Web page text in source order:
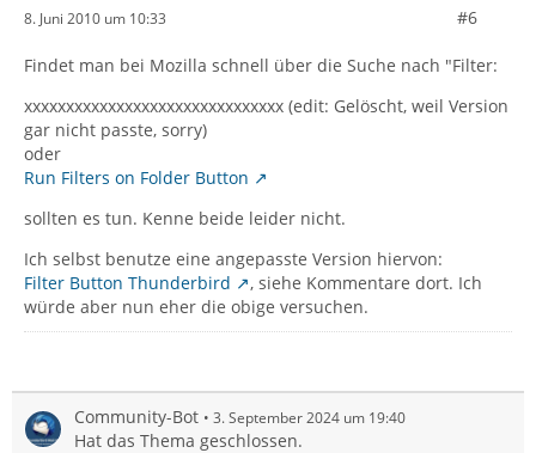
8. Juni 2010 um 10:33 #6
Findet man bei Mozilla schnell über die Suche nach "Filter:
xxxxxxxxxxxxxxxxxxxxxxxxxxxxxxx (edit: Gelöscht, weil Version
gar nicht passte, sorry)
oder
Run Filters on Folder Button
sollten es tun. Kenne beide leider nicht.
Ich selbst benutze eine angepasste Version hiervon:
Filter Button Thunderbird
, siehe Kommentare dort. Ich
würde aber nun eher die obige versuchen.
Community-Bot 3. September 2024 um 19:40
Hat das Thema geschlossen.